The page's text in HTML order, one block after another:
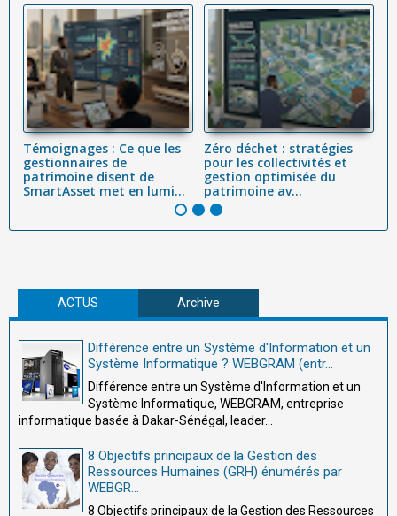
Témoignages : Ce que les
gestionnaires de
patrimoine disent de
SmartAsset met en lumi...
Zéro déchet : stratégies
pour les collectivités et
gestion optimisée du
patrimoine av...
ACTUS Archive
Différence entre un Système d'Information et un
Système Informatique ? WEBGRAM (entr...
Différence entre un Système d'Information et un
Système Informatique, WEBGRAM, entreprise
informatique basée à Dakar-Sénégal, leader...
8 Objectifs principaux de la Gestion des
Ressources Humaines (GRH) énumérés par
WEBGR...
8 Objectifs principaux de la Gestion des Ressources